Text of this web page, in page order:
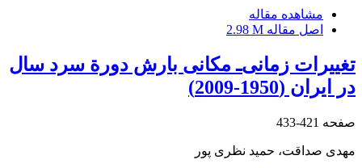
مشاهده مقاله
اصل مقاله 2.98 M
تغییرات زمانی‌ـ مکانی بارش دورة سرد سال
در ایران (1950-2009)
صفحه 421-433
مهدی صداقت، حمید نظری پور